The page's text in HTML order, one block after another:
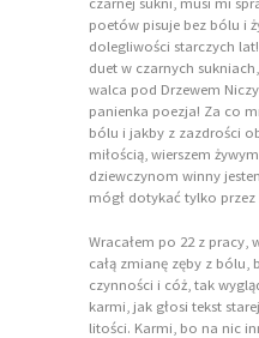
poetów pisuje bez bólu i
dolegliwości starczych
duet w czarnych
walca pod Drzewem
panienka poezja! Za co
bólu i jakby z zazdrości
miłością, wierszem
dziewczynom winny
mógł dotykać tylko przez
Wracałem po 22 z pracy,
całą zmianę zęby z bólu,
czynności i cóż, tak
karmi, jak głosi tekst
litości. Karmi, bo na nic